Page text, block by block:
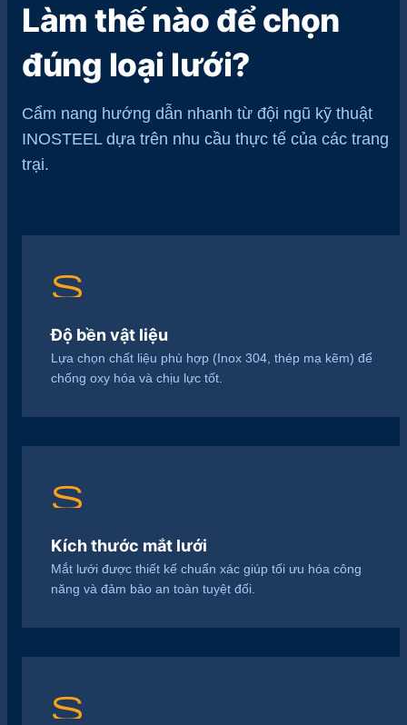
Làm thế nào để chọn
đúng loại lưới?
Cẩm nang hướng dẫn nhanh từ đội ngũ kỹ thuật
INOSTEEL dựa trên nhu cầu thực tế của các trang
trại.
straighten
Độ bền vật liệu
Lựa chọn chất liệu phù hợp (Inox 304, thép mạ kẽm) để
chống oxy hóa và chịu lực tốt.
shield
Kích thước mắt lưới
Mắt lưới được thiết kế chuẩn xác giúp tối ưu hóa công
năng và đảm bảo an toàn tuyệt đối.
science